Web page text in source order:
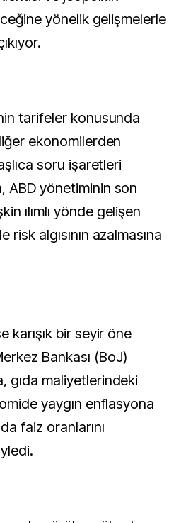
yönelik gelişmelerle
tarifeler konusunda
ekonomilerden
soru işaretleri
ABD yönetiminin son
ılımlı yönde gelişen
algısının azalmasına
karışık bir seyir öne
Bankası (BoJ)
gıda maliyetlerindeki
yaygın enflasyona
faiz oranlarını